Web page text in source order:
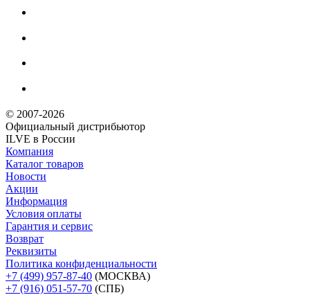
© 2007-2026
Официальный дистрибьютoр
ILVE в России
Компания
Каталог товаров
Новости
Акции
Информация
Условия оплаты
Гарантия и сервис
Возврат
Реквизиты
Политика конфиденциальности
+7 (499) 957-87-40 (МОСКВА)
+7 (916) 051-57-70 (СПБ)